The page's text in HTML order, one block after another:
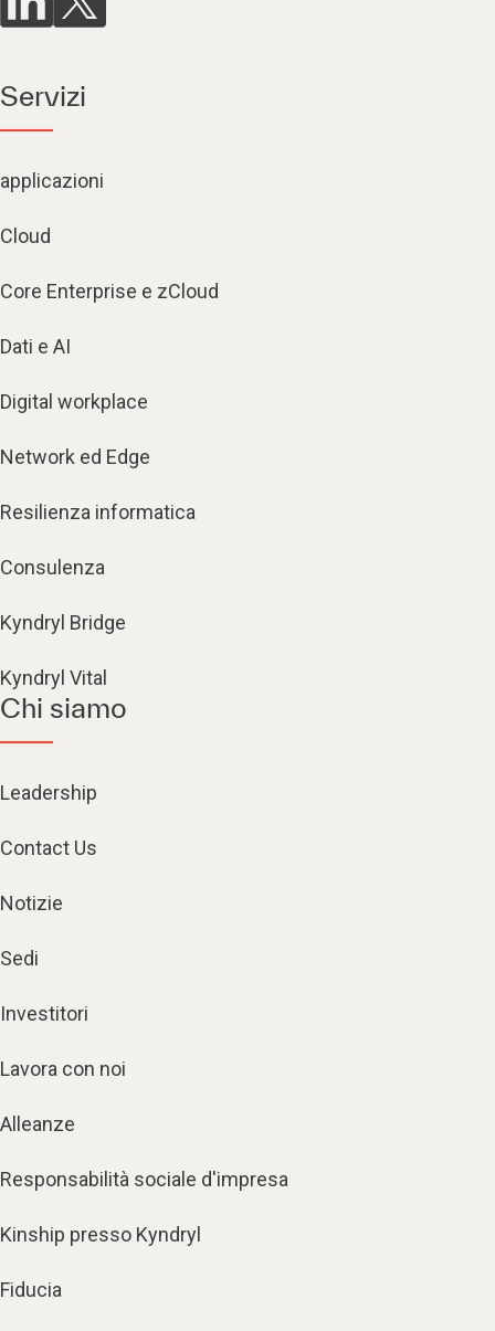
Servizi
applicazioni
Cloud
Core Enterprise e zCloud
Dati e AI
Digital workplace
Network ed Edge
Resilienza informatica
Consulenza
Kyndryl Bridge
Kyndryl Vital
Chi siamo
Leadership
Contact Us
Notizie
Sedi
Investitori
Lavora con noi
Alleanze
Responsabilità sociale d'impresa
Kinship presso Kyndryl
Fiducia